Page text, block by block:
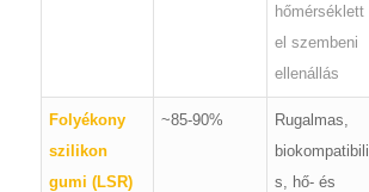
hőmérséklett
el szembeni
ellenállás
Folyékony
szilikon
gumi (LSR)
~85-90%
Rugalmas,
biokompatibili
s, hő- és